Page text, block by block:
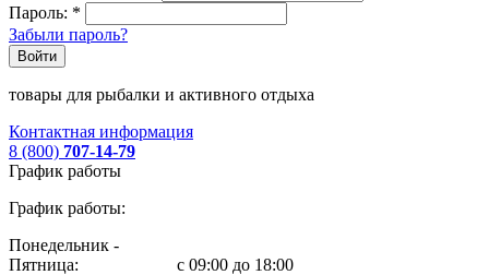
Пароль: *
Забыли пароль?
Войти
товары для рыбалки и активного отдыха
Контактная информация
8 (800) 707-14-79
График работы
График работы:
Понедельник -
Пятница:
с 09:00 до 18:00